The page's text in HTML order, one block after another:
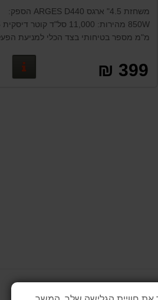
משחזת 4.5" ארגס ARGES D440 הספק:
מ"מ מספר בטיחותי בצד הכלי למניעת
399 ₪